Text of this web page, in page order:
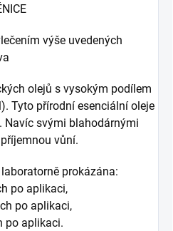
výše uvedených
olejů s vysokým podílem
Tyto přírodní esenciální oleje
Navíc svými blahodárnými
vůní.
prokázána:
po aplikaci,
po aplikaci,
po aplikaci.